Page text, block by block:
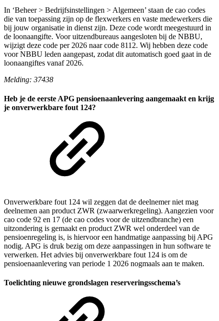
In ‘Beheer > Bedrijfsinstellingen > Algemeen’ staan de cao codes
die van toepassing zijn op de flexwerkers en vaste medewerkers die
bij jouw organisatie in dienst zijn. Deze code wordt meegestuurd in
de loonaangifte. Voor uitzendbureaus aangesloten bij de NBBU,
wijzigt deze code per 2026 naar code 8112. Wij hebben deze code
voor NBBU leden aangepast, zodat dit automatisch goed gaat in de
loonaangiftes vanaf 2026.
Melding: 37438
Heb je de eerste APG pensioenaanlevering aangemaakt en krijg
je onverwerkbare fout 124?
Onverwerkbare fout 124 wil zeggen dat de deelnemer niet mag
deelnemen aan product ZWR (zwaarwerkregeling). Aangezien voor
cao code 92 en 17 (de cao codes voor de uitzendbranche) een
uitzondering is gemaakt en product ZWR wel onderdeel van de
pensioenregeling is, is hiervoor een handmatige aanpassing bij APG
nodig. APG is druk bezig om deze aanpassingen in hun software te
verwerken. Het advies bij onverwerkbare fout 124 is om de
pensioenaanlevering van periode 1 2026 nogmaals aan te maken.
Toelichting nieuwe grondslagen reserveringsschema’s